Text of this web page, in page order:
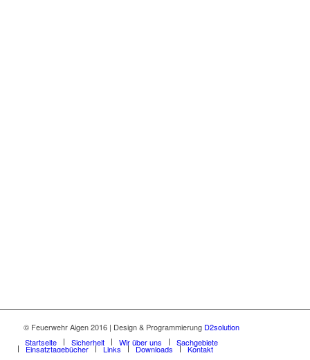
© Feuerwehr Aigen 2016 | Design & Programmierung D2solution
Startseite
Sicherheit Wir über uns Sachgebiete
Einsatztagebücher Links Downloads Kontakt